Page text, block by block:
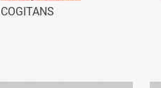
COGITANS